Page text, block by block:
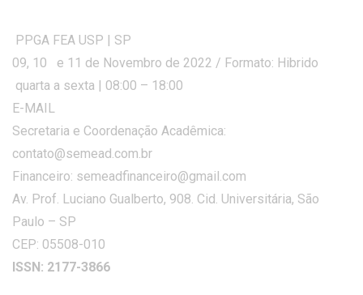
PPGA FEA USP | SP
09, 10 e 11 de Novembro de 2022 / Formato: Hibrido
quarta a sexta | 08:00 – 18:00
E-MAIL
Secretaria e Coordenação Acadêmica:
contato@semead.com.br
Financeiro: semeadfinanceiro@gmail.com
Av. Prof. Luciano Gualberto, 908. Cid. Universitária, São
Paulo – SP
CEP: 05508-010
ISSN: 2177-3866